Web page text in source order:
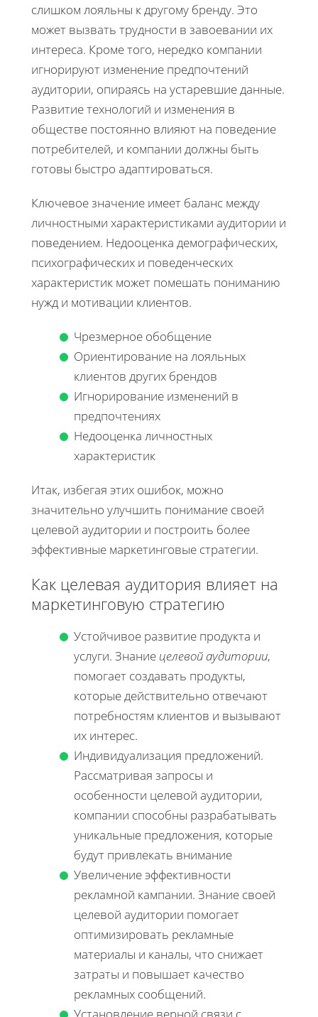
слишком лояльны к другому бренду. Это
может вызвать трудности в завоевании их
интереса. Кроме того, нередко компании
игнорируют изменение предпочтений
аудитории, опираясь на устаревшие данные.
Развитие технологий и изменения в
обществе постоянно влияют на поведение
потребителей, и компании должны быть
готовы быстро адаптироваться.
Ключевое значение имеет баланс между
личностными характеристиками аудитории и
поведением. Недооценка демографических,
психографических и поведенческих
характеристик может помешать пониманию
нужд и мотивации клиентов.
Чрезмерное обобщение
Ориентирование на лояльных
клиентов других брендов
Игнорирование изменений в
предпочтениях
Недооценка личностных
характеристик
Итак, избегая этих ошибок, можно
значительно улучшить понимание своей
целевой аудитории и построить более
эффективные маркетинговые стратегии.
Как целевая аудитория влияет на
маркетинговую стратегию
Устойчивое развитие продукта и
услуги. Знание целевой аудитории,
помогает создавать продукты,
которые действительно отвечают
потребностям клиентов и вызывают
их интерес.
Индивидуализация предложений.
Рассматривая запросы и
особенности целевой аудитории,
компании способны разрабатывать
уникальные предложения, которые
будут привлекать внимание
Увеличение эффективности
рекламной кампании. Знание своей
целевой аудитории помогает
оптимизировать рекламные
материалы и каналы, что снижает
затраты и повышает качество
рекламных сообщений.